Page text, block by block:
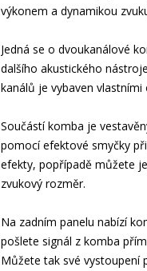
výkonem a dynamikou
Jedná se o dvoukanálové
dalšího akustického
kanálů je vybaven
Součástí komba je
pomocí efektové smyčky
efekty, popřípadě můžete
zvukový rozměr.
Na zadním panelu nabízí
pošlete signál z komba
Můžete tak své vystoupení